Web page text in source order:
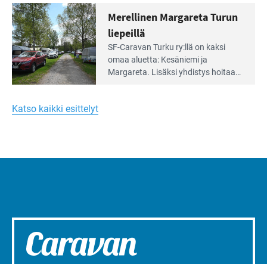
huomioivaa
yhteisöllisyyttä
kymmenen paikkaa ilman sähköä.
Lue
Leirintäoppaan
artikkeli:
Merellinen
Turun
liepeillä
Merellinen Margareta Turun
liepeillä
SF-Caravan Turku ry:llä on kaksi
omaa aluet­ta: Kesäniemi ja
Margareta. Lisäksi yhdis­tys hoitaa
Katso kaikki esittelyt